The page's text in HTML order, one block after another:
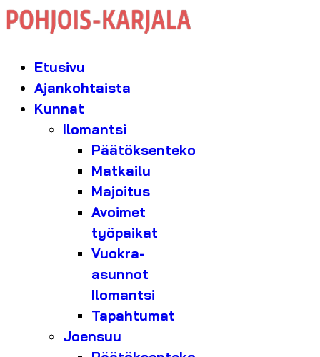
Etusivu
Ajankohtaista
Kunnat
Ilomantsi
Päätöksenteko
Matkailu
Majoitus
Avoimet
työpaikat
Vuokra-
asunnot
Ilomantsi
Tapahtumat
Joensuu